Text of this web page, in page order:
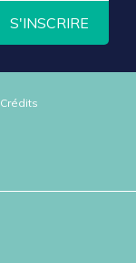
S'INSCRIRE
Crédits